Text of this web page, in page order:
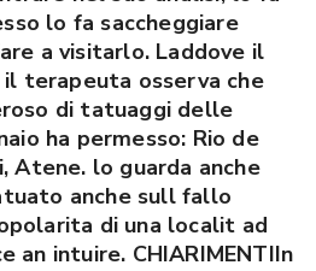
lo fa saccheggiare
a visitarlo. Laddove il
terapeuta osserva che
di tatuaggi delle
ha permesso: Rio de
Atene. lo guarda anche
anche sull fallo
di una localit ad
an intuire. CHIARIMENTIIn